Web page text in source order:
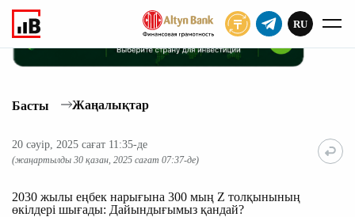
ЖАЗЫЛУ
RU
Басты Жаңалықтар
20 сәуір, 2025 сағат 11:35-де
(жаңартылды 30 қазан, 2025 сағат 07:37-де)
2030 жылы еңбек нарығына 300 мың Z толқынының
өкілдері шығады: Дайындығымыз қандай?